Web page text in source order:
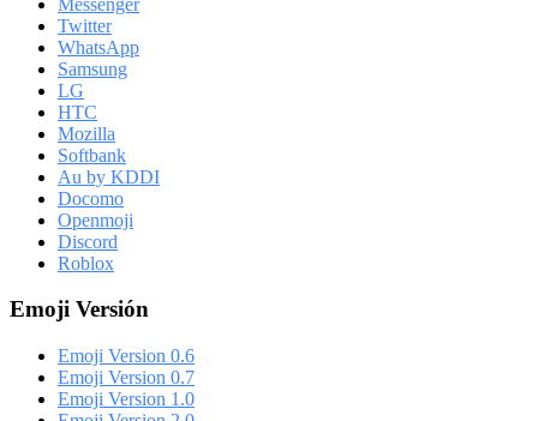
Twitter
WhatsApp
Samsung
LG
HTC
Mozilla
Softbank
Au by KDDI
Docomo
Openmoji
Discord
Roblox
Emoji Versión
Emoji Version 0.6
Emoji Version 0.7
Emoji Version 1.0